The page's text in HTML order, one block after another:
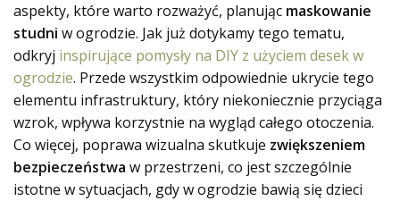
aspekty, które warto rozważyć, planując maskowanie
studni w ogrodzie. Jak już dotykamy tego tematu,
odkryj inspirujące pomysły na DIY z użyciem desek w
ogrodzie. Przede wszystkim odpowiednie ukrycie tego
elementu infrastruktury, który niekoniecznie przyciąga
wzrok, wpływa korzystnie na wygląd całego otoczenia.
Co więcej, poprawa wizualna skutkuje zwiększeniem
bezpieczeństwa w przestrzeni, co jest szczególnie
istotne w sytuacjach, gdy w ogrodzie bawią się dzieci